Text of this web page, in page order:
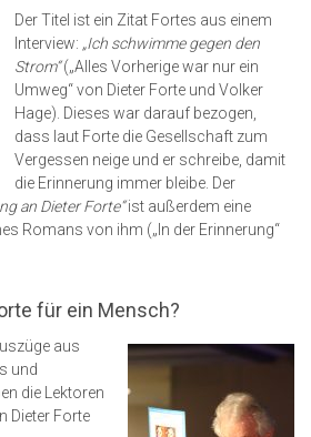
Der Titel ist ein Zitat Fortes aus einem
Interview: „Ich schwimme gegen den
Strom“(„Alles Vorherige war nur ein
Umweg“ von Dieter Forte und Volker
Hage). Dieses war darauf bezogen,
dass laut Forte die Gesellschaft zum
Vergessen neige und er schreibe, damit
die Erinnerung immer bleibe. Der
an Dieter Forte“ist außerdem eine
Romans von ihm („In der Erinnerung“
für ein Mensch?
aus
und
die Lektoren
Dieter Forte